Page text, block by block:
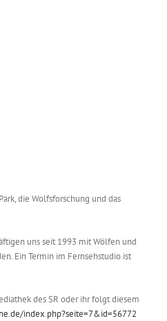
die Wolfsforschung und das
uns seit 1993 mit Wölfen und
Ein Termin im Fernsehstudio ist
des SR oder ihr folgt diesem
index.php?seite=7&id=56772